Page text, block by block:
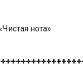
нота»